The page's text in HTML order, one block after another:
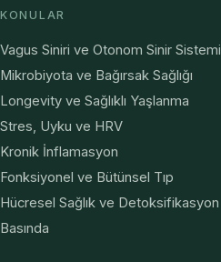
KONULAR
Vagus Siniri ve Otonom Sinir Sistemi
Mikrobiyota ve Bağırsak Sağlığı
Longevity ve Sağlıklı Yaşlanma
Stres, Uyku ve HRV
Kronik İnflamasyon
Fonksiyonel ve Bütünsel Tıp
Hücresel Sağlık ve Detoksifikasyon
Basında